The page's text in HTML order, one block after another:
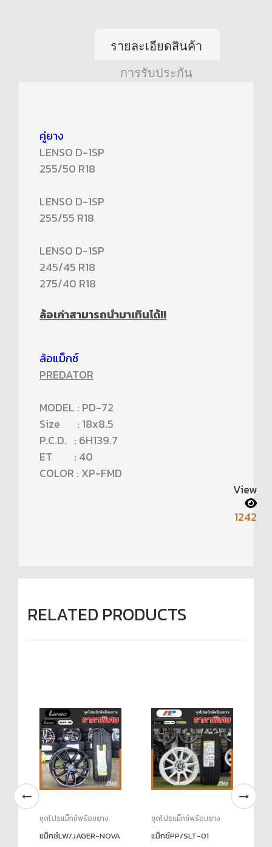
รายละเอียดสินค้า
การรับประกัน
คู่ยาง
LENSO D-1SP
255/50 R18
LENSO D-1SP
255/55 R18
LENSO D-1SP
245/45 R18
275/40 R18
ล้อเก่าสามารถนำมาเทินได้!!
ล้อแม็กซ์
PREDATOR
MODEL : PD-72
Size : 18x8.5
P.C.D. : 6H139.7
ET : 40
COLOR : XP-FMD
View
1242
RELATED PRODUCTS
ชุดโปรแม็กซ์พร้อมยาง
แม็กซ์LW/JAGER-NOVA
ชุดโปรแม็กซ์พร้อมยาง
แม็กซ์PP/SLT-01